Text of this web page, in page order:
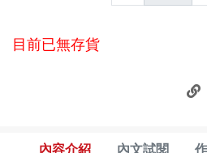
目前已無存貨
內容介紹 內文試閱